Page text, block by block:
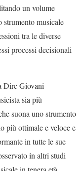
un volume
strumento musicale
tra le diverse
processi decisionali
Dire Giovani
sia più
suona uno strumento
più ottimale e veloce e
in tutte le sue
in altri studi